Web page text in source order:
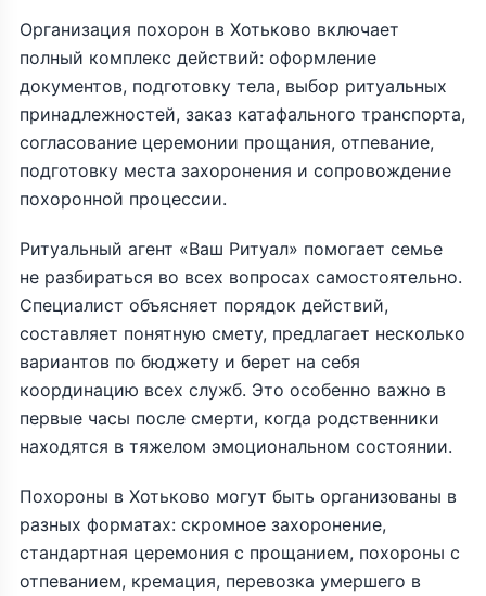
Организация похорон в Хотьково включает
полный комплекс действий: оформление
документов, подготовку тела, выбор ритуальных
принадлежностей, заказ катафального транспорта,
согласование церемонии прощания, отпевание,
подготовку места захоронения и сопровождение
похоронной процессии.
Ритуальный агент «Ваш Ритуал» помогает семье
не разбираться во всех вопросах самостоятельно.
Специалист объясняет порядок действий,
составляет понятную смету, предлагает несколько
вариантов по бюджету и берет на себя
координацию всех служб. Это особенно важно в
первые часы после смерти, когда родственники
находятся в тяжелом эмоциональном состоянии.
Похороны в Хотьково могут быть организованы в
разных форматах: скромное захоронение,
стандартная церемония с прощанием, похороны с
отпеванием, кремация, перевозка умершего в